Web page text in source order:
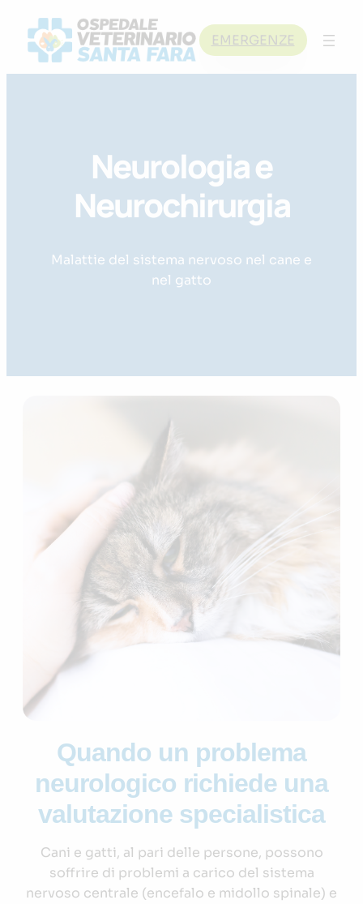
content
EMERGENZE
Neurologia e
Neurochirurgia
Malattie del sistema nervoso nel cane e
nel gatto
Quando un problema
neurologico richiede una
valutazione specialistica
Cani e gatti, al pari delle persone, possono
soffrire di problemi a carico del sistema
nervoso centrale (encefalo e midollo spinale) e